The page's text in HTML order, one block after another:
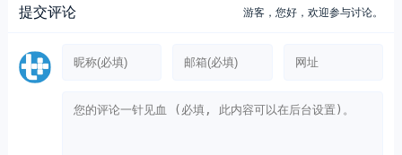
提交评论 游客，您好，欢迎参与讨论。